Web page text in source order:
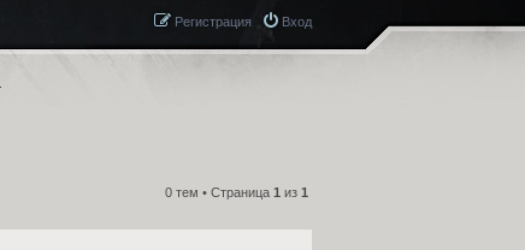
Вход
Регистрация
0 тем • Страница 1 из 1